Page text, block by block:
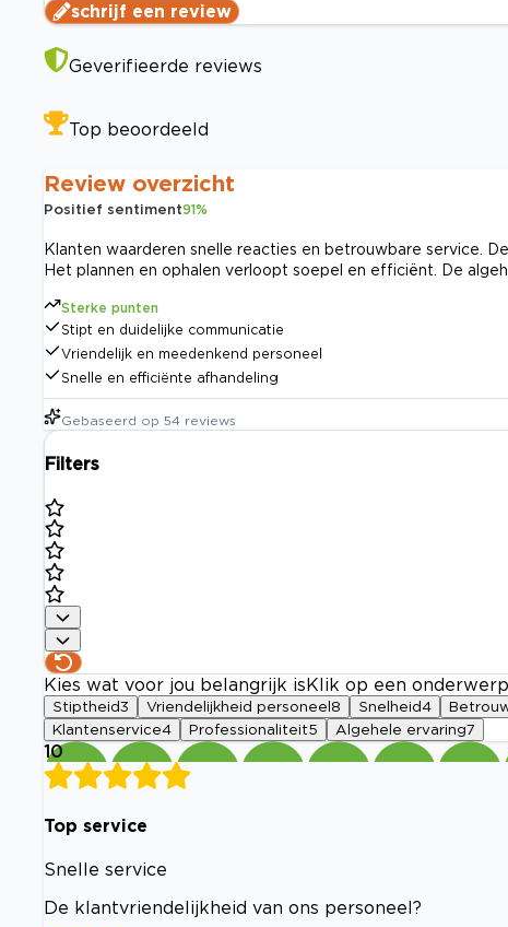
schrijf een review
Geverifieerde reviews
Top beoordeeld
Review overzicht
Positief sentiment91%
Klanten waarderen snelle reacties en betrouwbare service.
Het plannen en ophalen verloopt soepel en efficiënt. De
Sterke punten
Stipt en duidelijke communicatie
Vriendelijk en meedenkend personeel
Snelle en efficiënte afhandeling
Gebaseerd op 54 reviews
Filters
Kies wat voor jou belangrijk is Klik op een
Stiptheid3 Vriendelijkheid personeel 8 Snelheid4
Klantenservice4 Professionaliteit5 Algehele ervaring7
10
Top service
Snelle service
De klantvriendelijkheid van ons personeel?